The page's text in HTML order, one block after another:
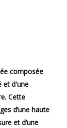
composée
et d'une
Cette
d’une haute
et d’une